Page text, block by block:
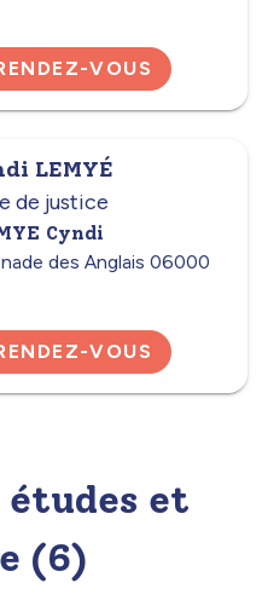
VOUS
LEMYÉ
de justice
Cyndi
des Anglais 06000
VOUS
études et
(6)